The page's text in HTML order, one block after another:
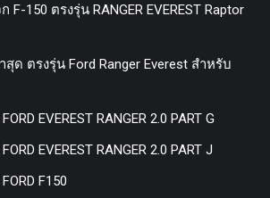
150 ตรงรุ่น RANGER EVEREST Raptor
ด ตรงรุ่น Ford Ranger Everest สำหรับ
EVEREST RANGER 2.0 PART G
EVEREST RANGER 2.0 PART J
F150